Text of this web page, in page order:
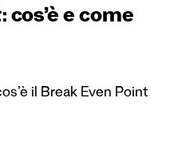
e come
il Break Even Point